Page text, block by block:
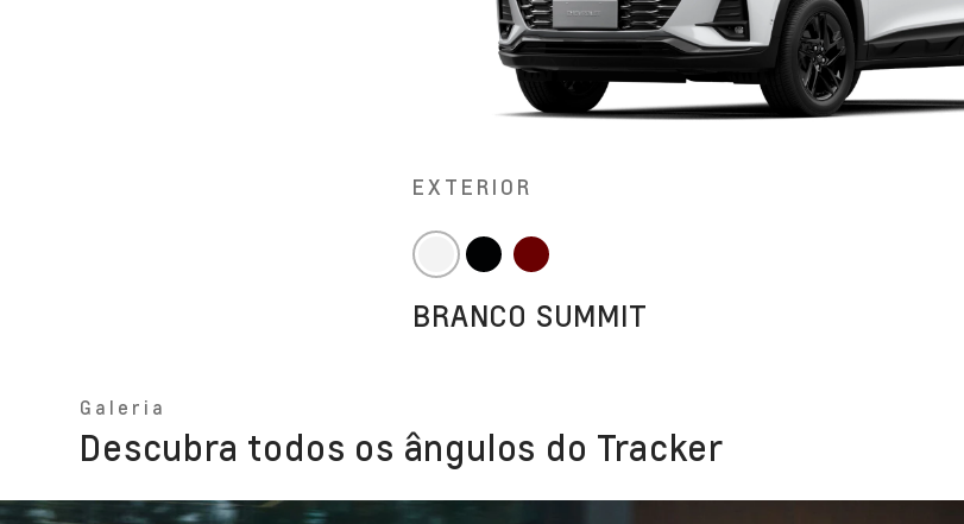
EXTERIOR
BRANCO SUMMIT
Galeria
Descubra todos os ângulos do Tracker